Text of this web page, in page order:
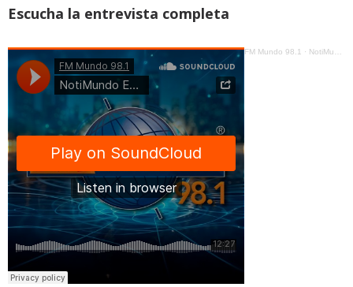
Escucha la entrevista completa
FM Mundo 98.1 · NotiMundo Estelar - Wilson Cabrera, Niños fallecidos por leptospirosis en Taisha